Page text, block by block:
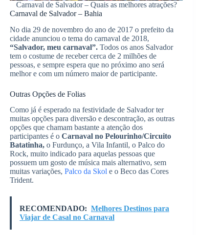
Carnaval de Salvador – Quais as melhores atrações?
Carnaval de Salvador – Bahia
No dia 29 de novembro do ano de 2017 o prefeito da
cidade anunciou o tema do carnaval de 2018,
“Salvador, meu carnaval”. Todos os anos Salvador
tem o costume de receber cerca de 2 milhões de
pessoas, e sempre espera que no próximo ano será
melhor e com um número maior de participante.
Outras Opções de Folias
Como já é esperado na festividade de Salvador ter
muitas opções para diversão e descontração, as outras
opções que chamam bastante a atenção dos
participantes é o Carnaval no Pelourinho/Circuito
Batatinha, o Furdunço, a Vila Infantil, o Palco do
Rock, muito indicado para aquelas pessoas que
possuem um gosto de música mais alternativo, sem
muitas variações, Palco da Skol e o Beco das Cores
Trident.
RECOMENDADO: Melhores Destinos para
Viajar de Casal no Carnaval